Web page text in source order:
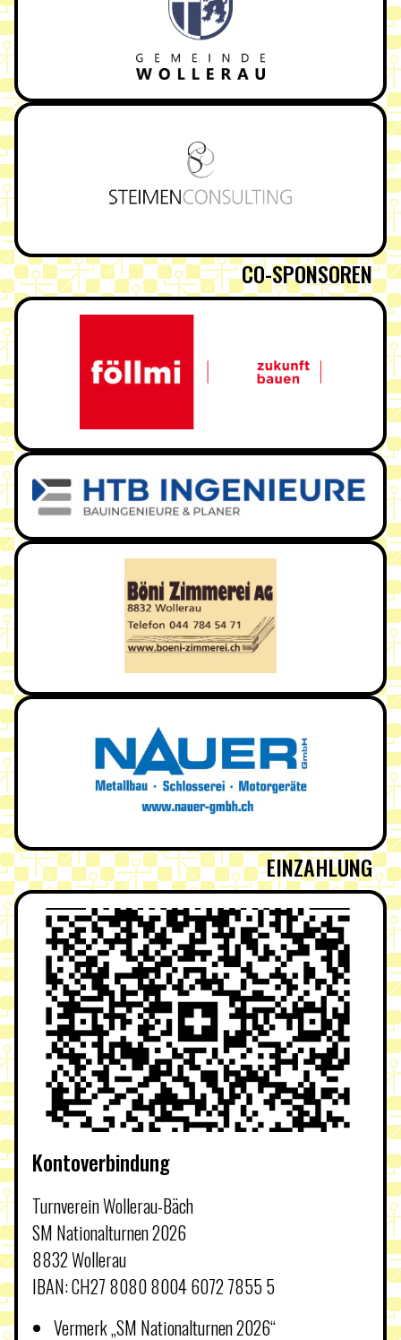
CO-SPONSOREN
Kontoverbindung
Turnverein Wollerau-Bäch
SM Nationalturnen 2026
8832 Wollerau
IBAN: CH27 8080 8004 6072 7855 5
Vermerk „SM Nationalturnen 2026“
EINZAHLUNG